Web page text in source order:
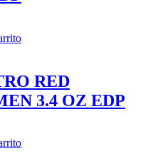
RED
3.4 OZ EDP